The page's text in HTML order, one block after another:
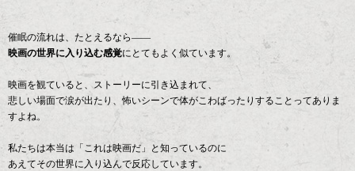
催眠の流れは、たとえるなら――
映画の世界に入り込む感覚にとてもよく似ています。
映画を観ていると、ストーリーに引き込まれて、
悲しい場面で涙が出たり、怖いシーンで体がこわばったりすることってありま
すよね。
私たちは本当は「これは映画だ」と知っているのに
あえてその世界に入り込んで反応しています。